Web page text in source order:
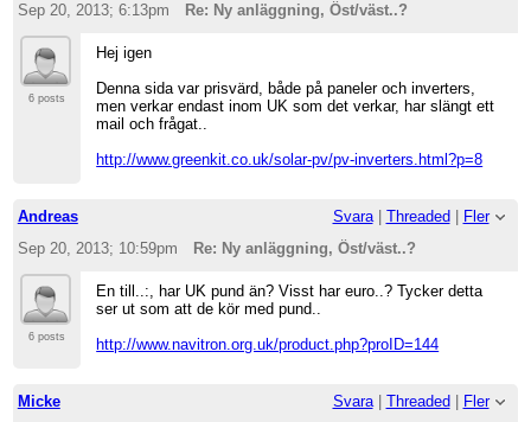
Sep 20, 2013; 6:13pm
Re: Ny anläggning, Öst/väst..?
6 posts
Hej igen
Denna sida var prisvärd, både på paneler och inverters,
men verkar endast inom UK som det verkar, har slängt ett
mail och frågat..
http://www.greenkit.co.uk/solar-pv/pv-inverters.html?p=8
Andreas Svara| Threaded
Fler
Sep 20, 2013; 10:59pm
Re: Ny anläggning, Öst/väst..?
6 posts
En till..:, har UK pund än? Visst har euro..? Tycker detta
ser ut som att de kör med pund..
http://www.navitron.org.uk/product.php?proID=144
Micke Svara| Threaded
Fler